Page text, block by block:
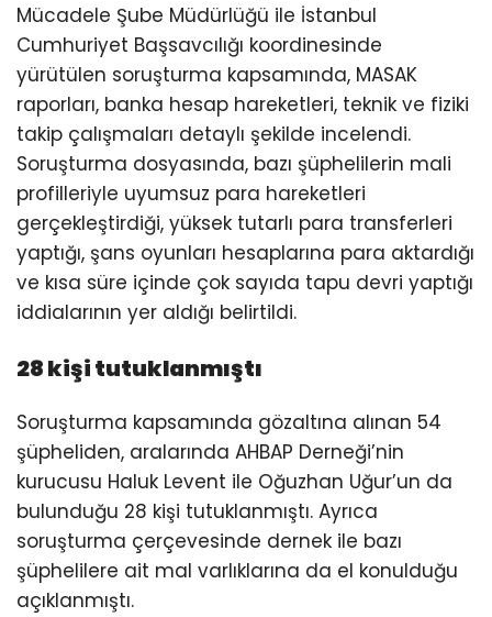
Mücadele Şube Müdürlüğü ile İstanbul
Cumhuriyet Başsavcılığı koordinesinde
yürütülen soruşturma kapsamında, MASAK
raporları, banka hesap hareketleri, teknik ve fiziki
takip çalışmaları detaylı şekilde incelendi.
Soruşturma dosyasında, bazı şüphelilerin mali
profilleriyle uyumsuz para hareketleri
gerçekleştirdiği, yüksek tutarlı para transferleri
yaptığı, şans oyunları hesaplarına para aktardığı
ve kısa süre içinde çok sayıda tapu devri yaptığı
iddialarının yer aldığı belirtildi.
28 kişi tutuklanmıştı
Soruşturma kapsamında gözaltına alınan 54
şüpheliden, aralarında AHBAP Derneği’nin
kurucusu Haluk Levent ile Oğuzhan Uğur’un da
bulunduğu 28 kişi tutuklanmıştı. Ayrıca
soruşturma çerçevesinde dernek ile bazı
şüphelilere ait mal varlıklarına da el konulduğu
açıklanmıştı.